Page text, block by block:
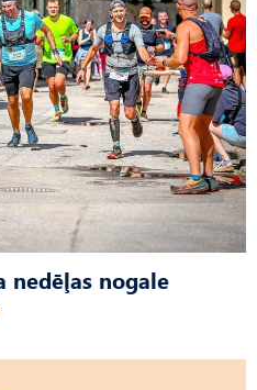
nedēļas nogale